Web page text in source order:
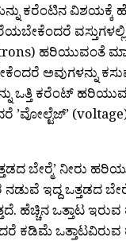
ಕರೆಂಟಿನ ವಿಶಯಕ್ಕೆ
ಹರಿಯುವಂತೆ
ಅವುಗಳನ್ನು
ಒತ್ತಿ ಕರೆಂಟ್
’ವೋಲ್ಟೆಜ್’
ಬೇರ‍್ಮೆ’ ನೀರು
ಇದ್ದ ಒತ್ತಡದ
ಹೆಚ್ಚಿನ ಒತ್ತಾಟ ಇರುವ
ಕಡಿಮೆ ಒತ್ತಾಟವಿರುವ